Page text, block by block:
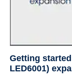
Getting
LED6001)